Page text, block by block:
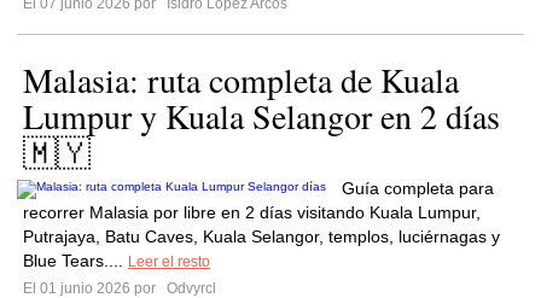
El 07 junio 2026 por
Isidro Lopez Arcos
Malasia: ruta completa de Kuala
Lumpur y Kuala Selangor en 2 días
🇲🇾
Guía completa para
recorrer Malasia por libre en 2 días visitando Kuala Lumpur,
Putrajaya, Batu Caves, Kuala Selangor, templos, luciérnagas y
Blue Tears....
Leer el resto
El 01 junio 2026 por
Odvyrcl